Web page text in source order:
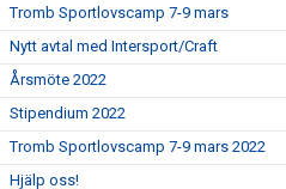
Tromb Sportlovscamp 7-9 mars
Nytt avtal med Intersport/Craft
Årsmöte 2022
Stipendium 2022
Tromb Sportlovscamp 7-9 mars 2022
Hjälp oss!